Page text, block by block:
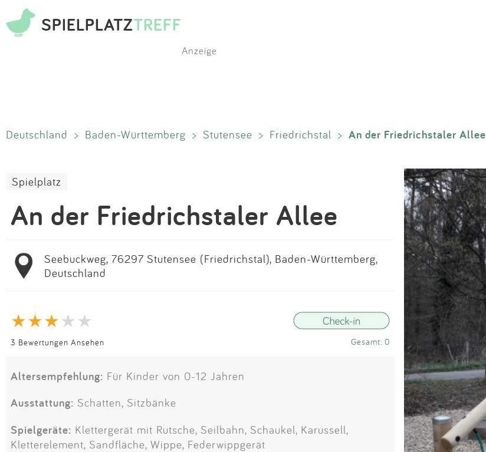
SPIELPLATZTREFF
App
Blog
Partner
Kontakt
Impressum
Anmelden
Anzeige
Deutschland > Baden-Württemberg > Stutensee > Friedrichstal > An der Friedrichstaler Allee
Spielplatz
An der Friedrichstaler Allee
Seebuckweg, 76297 Stutensee (Friedrichstal), Baden-Württemberg,
Deutschland
3 Bewertungen Ansehen Gesamt: 0
Altersempfehlung: Für Kinder von 0-12 Jahren
Ausstattung: Schatten, Sitzbänke
Spielgeräte: Klettergerät mit Rutsche, Seilbahn, Schaukel, Karussell,
Kletterelement, Sandfläche, Wippe, Federwippgerät